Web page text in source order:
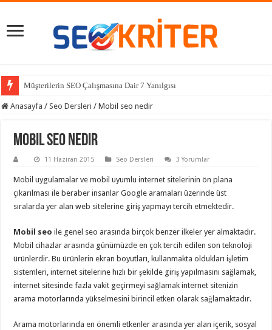
Müşterilerin SEO Çalışmasına Dair 7 Yanılgısı
Anasayfa / Seo Dersleri / Mobil seo nedir
Mobil seo nedir
11 Haziran 2015 Seo Dersleri 3 Yorumlar
Mobil uygulamalar ve mobil uyumlu internet sitelerinin ön plana
çıkarılması ile beraber insanlar Google aramaları üzerinde üst
sıralarda yer alan web sitelerine giriş yapmayı tercih etmektedir.
Mobil seo ile genel seo arasında birçok benzer ilkeler yer almaktadır.
Mobil cihazlar arasında günümüzde en çok tercih edilen son teknoloji
ürünlerdir. Bu ürünlerin ekran boyutları, kullanmakta oldukları işletim
sistemleri, internet sitelerine hızlı bir şekilde giriş yapılmasını sağlamak,
internet sitesinde fazla vakit geçirmeyi sağlamak internet sitenizin
arama motorlarında yükselmesini birincil etken olarak sağlamaktadır.
Arama motorlarında en önemli etkenler arasında yer alan içerik, sosyal